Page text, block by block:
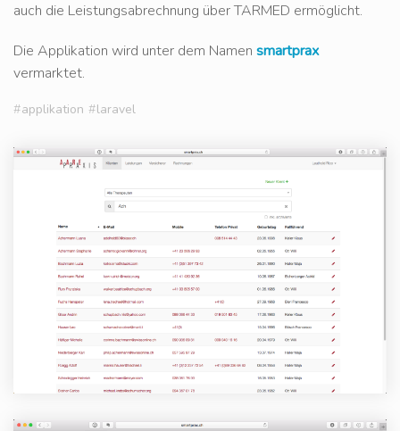
auch die Leistungsabrechnung über TARMED ermöglicht.
Die Applikation wird unter dem Namen smartprax
vermarktet.
#applikation #laravel